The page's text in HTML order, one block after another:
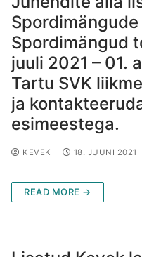
Spordimängud
juuli 2021 – 01.
Tartu SVK
ja
esimeestega.
KEVEK 18. JUUNI 2021
READ MORE →